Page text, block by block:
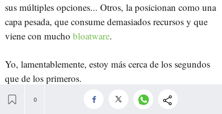
sus múltiples opciones... Otros, la posicionan como una
capa pesada, que consume demasiados recursos y que
viene con mucho bloatware.
Yo, lamentablemente, estoy más cerca de los segundos
que de los primeros.
MIUI se ha diseñado de una manera que hace que